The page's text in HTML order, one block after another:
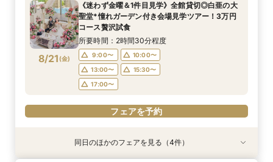
8/20(木)
10:00〜
11:00〜
13:00〜
17:00〜
フェアを予約
8/20(木)
10:00〜
11:00〜
13:00〜
17:00〜
フェアを予約
8/21 (金)
《迷わず金曜＆1件目見学》全館貸切◎白亜の大
聖堂*憧れガーデン付き会場見学ツアー！3万円
コース贅沢試食
所要時間：2時間30分程度
9:00〜
10:00〜
13:00〜
15:30〜
17:00〜
フェアを予約
衣装試着 特典あり
衣装試着 特典あり
特典あり同日のほかのフェアを見る（4件）